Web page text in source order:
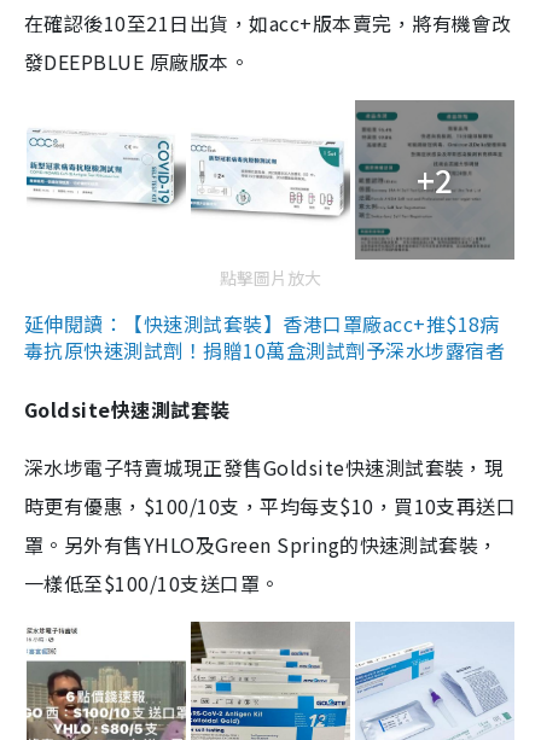
在確認後10至21日出貨，如acc+版本賣完，將有機會改
發DEEPBLUE 原廠版本。
+2
點擊圖片放大
延伸閱讀：【快速測試套裝】香港口罩廠acc+推$18病
毒抗原快速測試劑！捐贈10萬盒測試劑予深水埗露宿者
Goldsite快速測試套裝
深水埗電子特賣城現正發售Goldsite快速測試套裝，現
時更有優惠，$100/10支，平均每支$10，買10支再送口
罩。另外有售YHLO及Green Spring的快速測試套裝，
一樣低至$100/10支送口罩。